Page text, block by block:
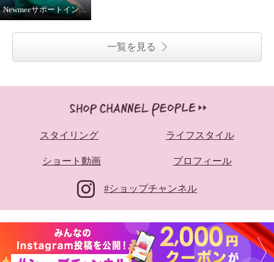
Newmeeサポートインナー商品紹介
一覧を見る
スタイリング ライフスタイル
ショート動画 プロフィール
#ショップチャンネル